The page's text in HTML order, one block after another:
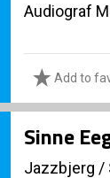
Audiograf
Add to
Sinne
Jazzbjerg /